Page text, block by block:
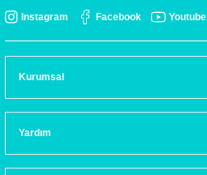
Instagram Facebook Youtube
Kurumsal
Yardım